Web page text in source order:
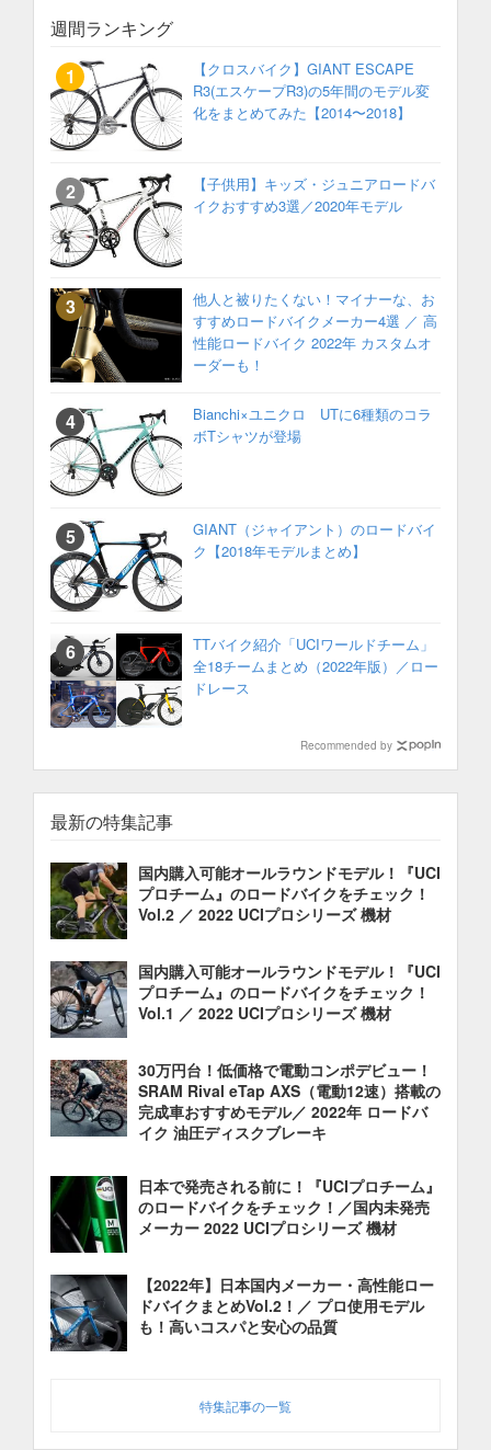
週間ランキング
【クロスバイク】GIANT ESCAPE
R3(エスケープR3)の5年間のモデル変
化をまとめてみた【2014〜2018】
【子供用】キッズ・ジュニアロードバ
イクおすすめ3選／2020年モデル
他人と被りたくない！マイナーな、お
すすめロードバイクメーカー4選 ／ 高
性能ロードバイク 2022年 カスタムオ
ーダーも！
Bianchi×ユニクロ UTに6種類のコラ
ボTシャツが登場
GIANT（ジャイアント）のロードバイ
ク【2018年モデルまとめ】
TTバイク紹介「UCIワールドチーム」
全18チームまとめ（2022年版）／ロー
ドレース
Recommended by
最新の特集記事
国内購入可能オールラウンドモデル！『UCI
プロチーム』のロードバイクをチェック！
Vol.2 ／ 2022 UCIプロシリーズ 機材
国内購入可能オールラウンドモデル！『UCI
プロチーム』のロードバイクをチェック！
Vol.1 ／ 2022 UCIプロシリーズ 機材
30万円台！低価格で電動コンポデビュー！
SRAM Rival eTap AXS（電動12速）搭載の
完成車おすすめモデル／ 2022年 ロードバ
イク 油圧ディスクブレーキ
日本で発売される前に！『UCIプロチーム』
のロードバイクをチェック！／国内未発売
メーカー 2022 UCIプロシリーズ 機材
【2022年】日本国内メーカー・高性能ロー
ドバイクまとめVol.2！／ プロ使用モデル
も！高いコスパと安心の品質
特集記事の一覧